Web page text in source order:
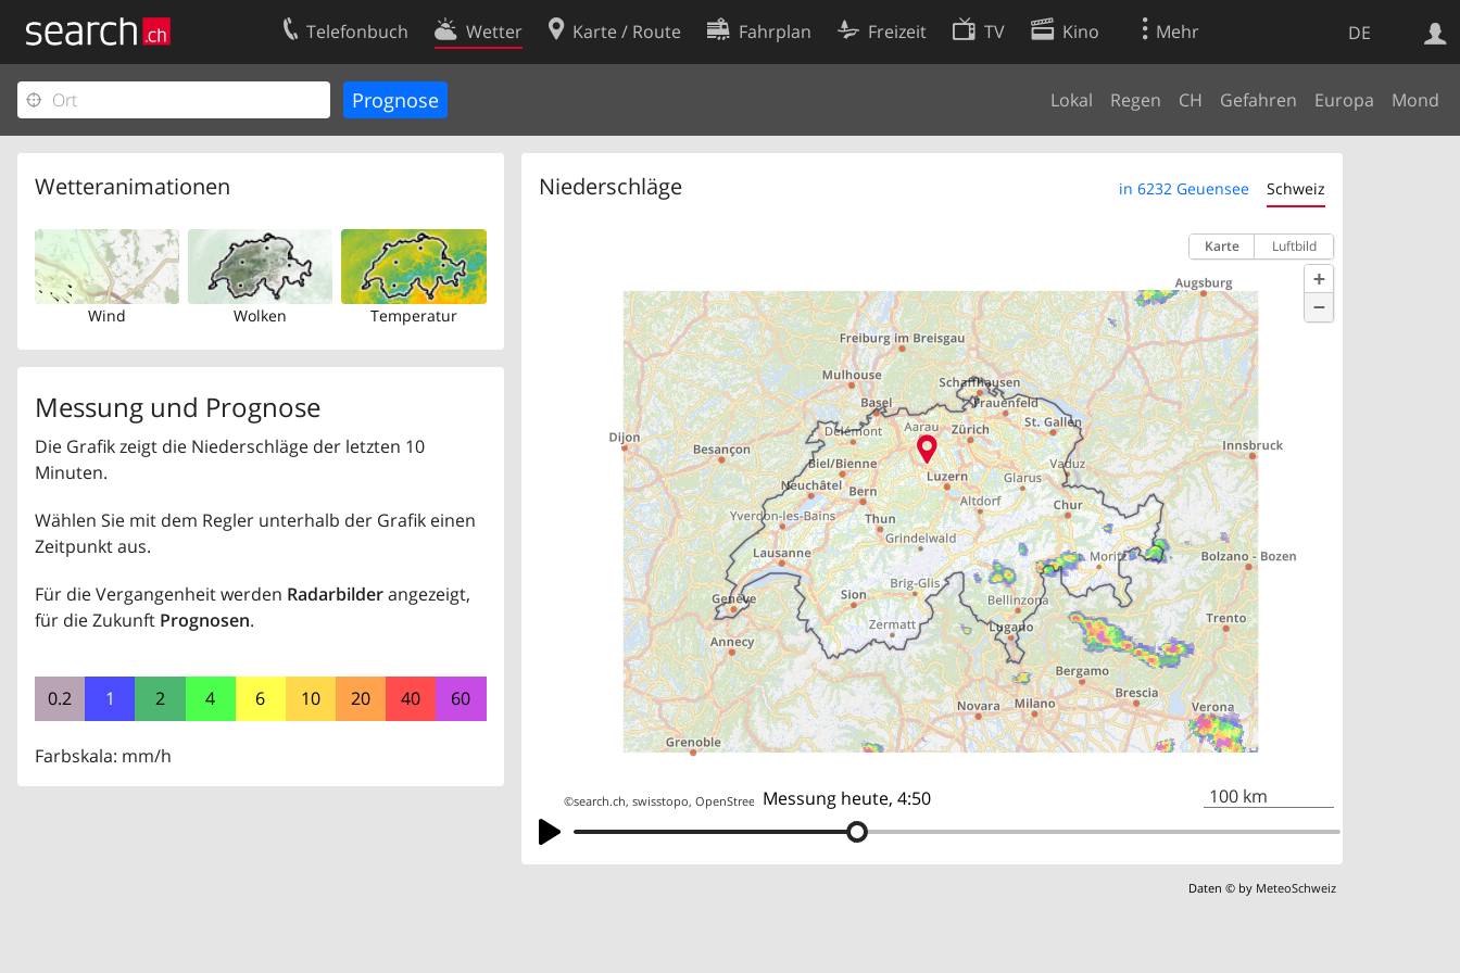
DE
Telefonbuch Wetter Karte / Route Fahrplan Freizeit TV Kino Mehr
Lokal Regen CH Gefahren Europa Mond
Wetteranimationen
Wind Wolken Temperatur
Messung und Prognose
Die Grafik zeigt die Niederschläge der letzten 10
Minuten.
Wählen Sie mit dem Regler unterhalb der Grafik einen
Zeitpunkt aus.
Für die Vergangenheit werden Radarbilderangezeigt,
für die Zukunft Prognosen.
0.2 1 2 4 6 10 20 40 60
Farbskala: mm/h
Niederschläge in 6232 Geuensee Schweiz
Messung heute, 4:50
Karte Luftbild
+
−
©search.ch,swisstopo,OpenStreetMap,others 100 km
Daten © by MeteoSchweiz
Websuche
Ihr Eintrag
Kundencenter Geschäftskunden
Kontakt
Nutzungsbedingungen
Cookie-Einstellungen